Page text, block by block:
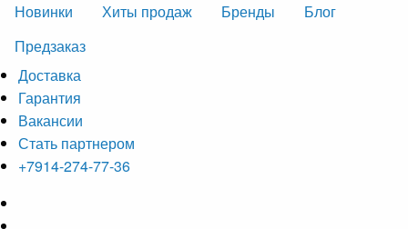
Новинки
Хиты продаж Бренды
Блог
Предзаказ
Доставка
Гарантия
Вакансии
Стать партнером
+7914-274-77-36